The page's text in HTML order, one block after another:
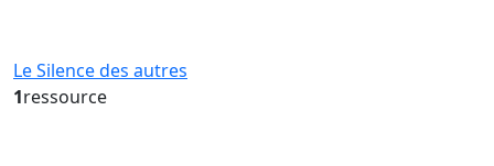
Le Silence des autres
1ressource